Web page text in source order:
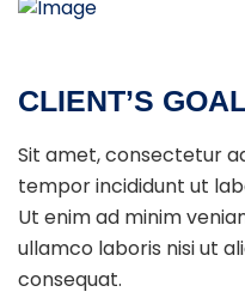
CLIENT’S
Sit amet, consectetur
tempor incididunt ut
Ut enim ad minim
ullamco laboris nisi ut
consequat.